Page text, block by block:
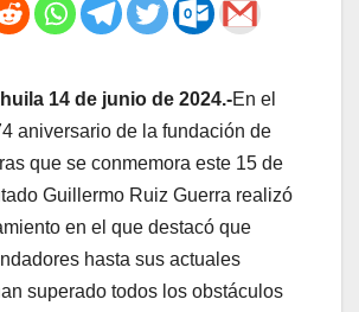
14 de junio de 2024.-En el
aniversario de la fundación de
que se conmemora este 15 de
Guillermo Ruiz Guerra realizó
en el que destacó que
hasta sus actuales
superado todos los obstáculos